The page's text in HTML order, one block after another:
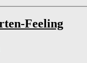
Cossi
Feeling